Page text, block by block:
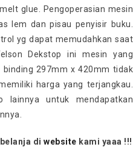
glue. Pengoperasian mesin
lem dan pisau penyisir buku.
yg dapat memudahkan saat
Dekstop ini mesin yang
297mm x 420mm tidak
harga yang terjangkau.
lainnya untuk mendapatkan
diwebsite kami yaaa !!!